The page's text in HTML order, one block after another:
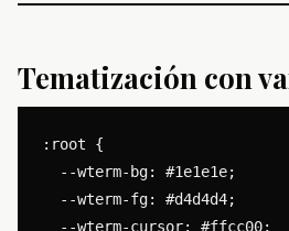
Tematización con
:root {
--wterm-bg: #1e1e1e;
--wterm-fg: #d4d4d4;
--wterm-cursor: #ffcc00;